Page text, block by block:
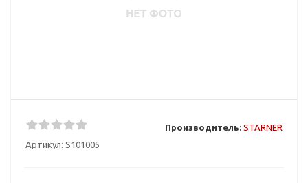
Артикул: S101005
Производитель: STARNER